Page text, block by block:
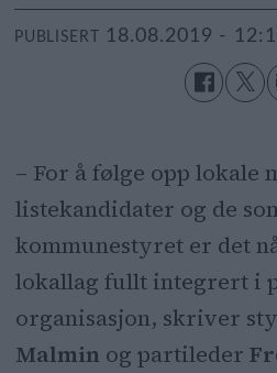
PUBLISERT 18.08.2019 -
– For å følge opp lokale
listekandidater og de
kommunestyret er det
lokallag fullt integrert i
organisasjon, skriver
Malmin og partileder